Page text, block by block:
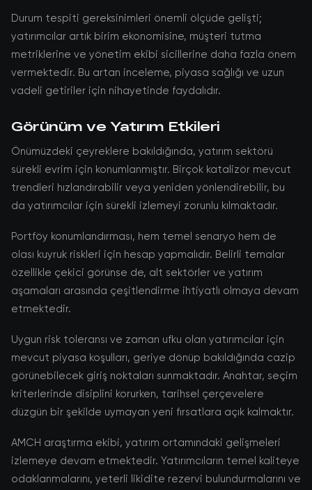
Durum tespiti gereksinimleri önemli ölçüde gelişti;
yatırımcılar artık birim ekonomisine, müşteri tutma
metriklerine ve yönetim ekibi sicillerine daha fazla önem
vermektedir. Bu artan inceleme, piyasa sağlığı ve uzun
vadeli getiriler için nihayetinde faydalıdır.
Görünüm ve Yatırım Etkileri
Önümüzdeki çeyreklere bakıldığında, yatırım sektörü
sürekli evrim için konumlanmıştır. Birçok katalizör mevcut
trendleri hızlandırabilir veya yeniden yönlendirebilir, bu
da yatırımcılar için sürekli izlemeyi zorunlu kılmaktadır.
Portföy konumlandırması, hem temel senaryo hem de
olası kuyruk riskleri için hesap yapmalıdır. Belirli temalar
özellikle çekici görünse de, alt sektörler ve yatırım
aşamaları arasında çeşitlendirme ihtiyatlı olmaya devam
etmektedir.
Uygun risk toleransı ve zaman ufku olan yatırımcılar için
mevcut piyasa koşulları, geriye dönüp bakıldığında cazip
görünebilecek giriş noktaları sunmaktadır. Anahtar, seçim
kriterlerinde disiplini korurken, tarihsel çerçevelere
düzgün bir şekilde uymayan yeni fırsatlara açık kalmaktır.
AMCH araştırma ekibi, yatırım ortamındaki gelişmeleri
izlemeye devam etmektedir. Yatırımcıların temel kaliteye
odaklanmalarını, yeterli likidite rezervi bulundurmalarını ve